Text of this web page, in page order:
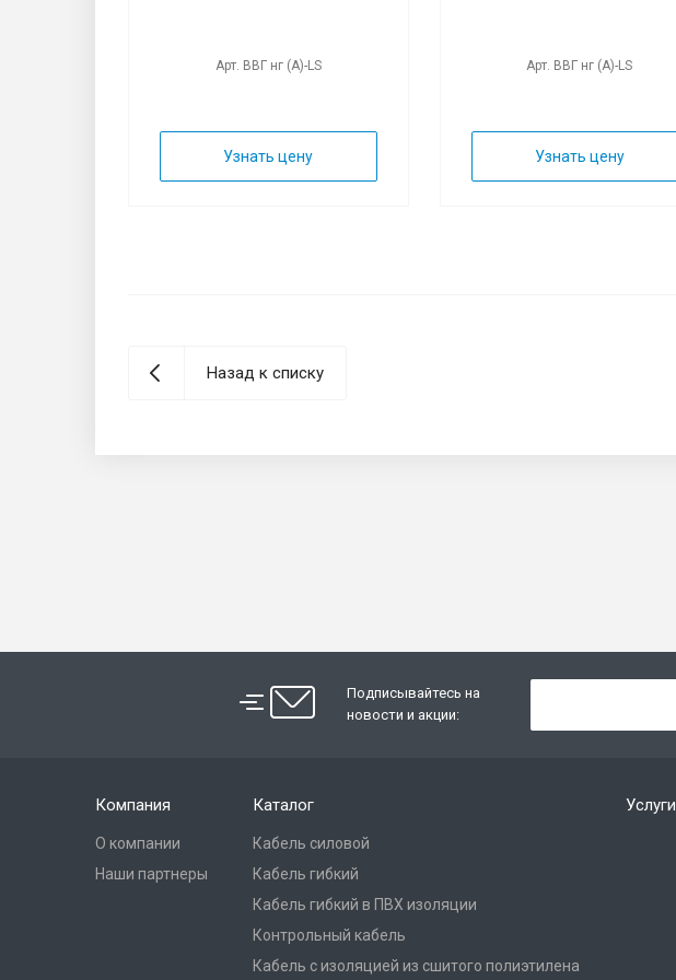
Арт. ВВГ нг (А)-LS
Узнать цену
Арт. ВВГ нг (А)-LS
Узнать цену
Назад к списку
Подписывайтесь на
новости и акции:
Компания
О компании
Наши партнеры
Каталог
Кабель силовой
Кабель гибкий
Кабель гибкий в ПВХ изоляции
Контрольный кабель
Кабель с изоляцией из сшитого полиэтилена
Услуги